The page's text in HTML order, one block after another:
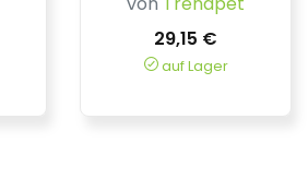
29,15 €
auf Lager